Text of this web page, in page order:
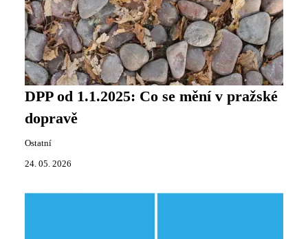
DPP od 1.1.2025: Co se mění v pražské
dopravě
Ostatní
24. 05. 2026